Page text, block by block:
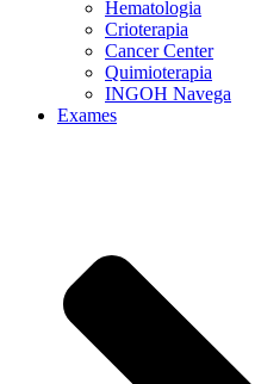
Hematologia
Crioterapia
Cancer Center
Quimioterapia
INGOH Navega
Exames